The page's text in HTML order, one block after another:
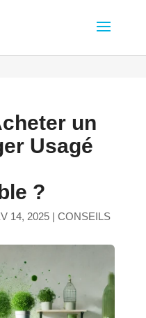
un
Usagé
?
14, 2025| CONSEILS